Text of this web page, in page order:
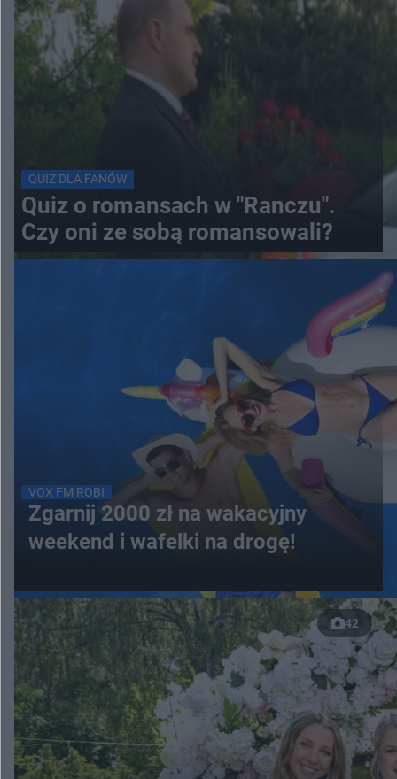
QUIZ DLA FANÓW
Quiz o romansach w "Ranczu".
Czy oni ze sobą romansowali?
VOX FM ROBI
Zgarnij 2000 zł na wakacyjny
weekend i wafelki na drogę!
42